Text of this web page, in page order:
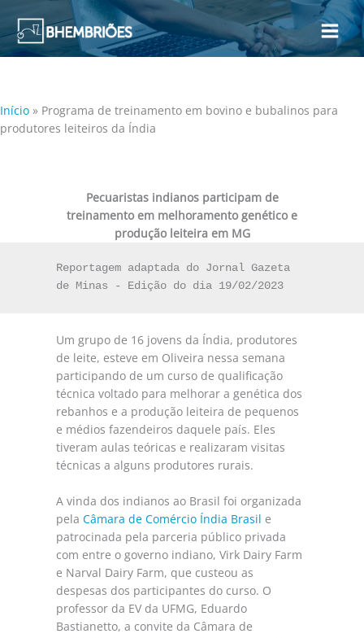
para
conteúdo
Início » Programa de treinamento em bovino e bubalinos para
produtores leiteiros da Índia
Pecuaristas indianos participam de
treinamento em melhoramento genético e
produção leiteira em MG
Reportagem adaptada do Jornal Gazeta
de Minas - Edição do dia 19/02/2023
Um grupo de 16 jovens da Índia, produtores
de leite, esteve em Oliveira nessa semana
participando de um curso de qualificação
técnica voltado para melhorar a genética dos
rebanhos e a produção leiteira de pequenos
e médios fazendeiros daquele país. Eles
tiveram aulas teóricas e realizaram visitas
técnicas a alguns produtores rurais.
A vinda dos indianos ao Brasil foi organizada
pelaCâmara de Comércio Índia Brasil e
patrocinada pela parceria público privada
com entre o governo indiano, Virk Dairy Farm
e Narval Dairy Farm, que custeou as
despesas dos participantes do curso. O
professor da EV da UFMG, Eduardo
Bastianetto, a convite da Câmara de